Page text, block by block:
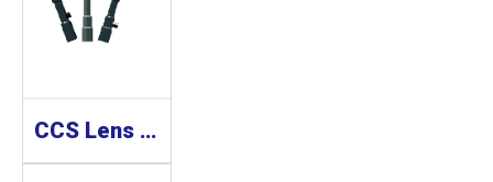
CCS Lens 工業鏡頭 SE-110-5M Series